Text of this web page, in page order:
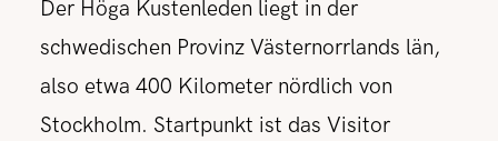
Der Höga Kustenleden liegt in der
schwedischen Provinz Västernorrlands län,
also etwa 400 Kilometer nördlich von
Stockholm. Startpunkt ist das Visitor